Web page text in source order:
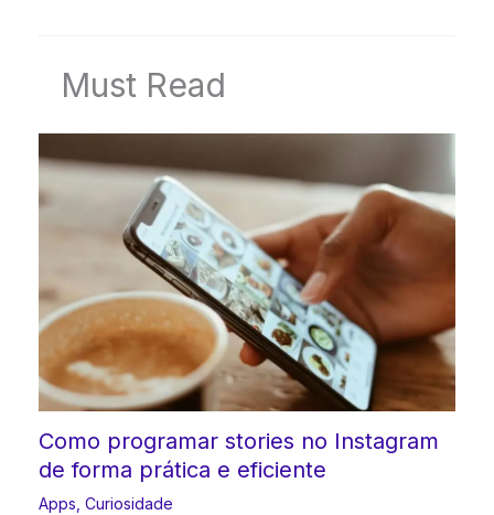
Must Read
Como programar stories no Instagram
de forma prática e eficiente
Apps Curiosidade